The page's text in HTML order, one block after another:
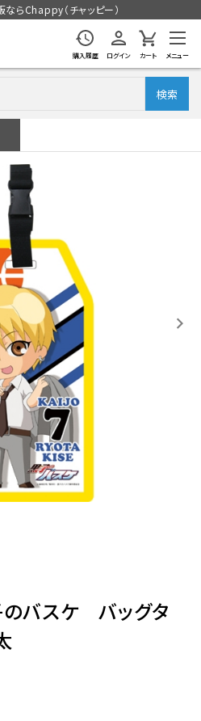
らChappy（チャッピー）
購入履歴 ログイン カート メニュー
検索
をチェック
体
ド
7659
のバスケ バッグタ